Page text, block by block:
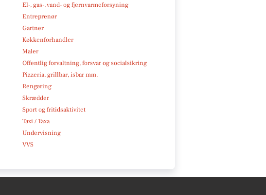
El-, gas-, vand- og fjernvarmeforsyning
Entreprenør
Gartner
Køkkenforhandler
Maler
Offentlig forvaltning, forsvar og socialsikring
Pizzeria, grillbar, isbar mm.
Rengøring
Skrædder
Sport og fritidsaktivitet
Taxi / Taxa
Undervisning
VVS